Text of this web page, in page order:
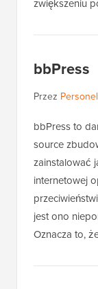
zwiększeniu
bbPress
Przez
bbPress to
source
zainstalować
internetowej
jest ono
Oznacza to,